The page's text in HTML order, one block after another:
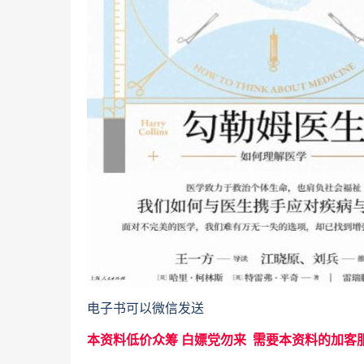
电子书可以微信发送
本资料低价众筹 白嫖党勿来 需要本资料的加客